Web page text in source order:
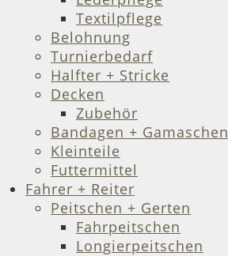
Textilpflege
Belohnung
Turnierbedarf
Halfter + Stricke
Decken
Zubehör
Bandagen + Gamaschen
Kleinteile
Futtermittel
Fahrer + Reiter
Peitschen + Gerten
Fahrpeitschen
Longierpeitschen